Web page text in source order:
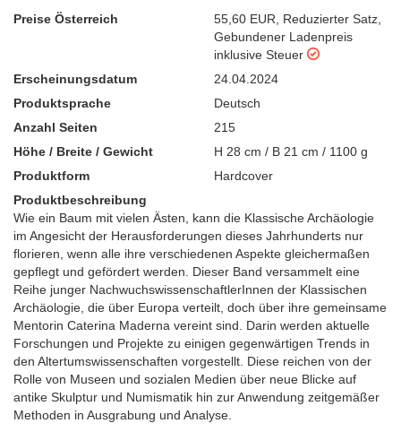
Preise Österreich
55,60 EUR Reduzierter Satz
Gebundener Ladenpreis
inklusive Steuer
Erscheinungsdatum
24.04.2024
Produktsprache
Deutsch
Anzahl Seiten
215
Höhe / Breite / Gewicht
H 28 cm / B 21 cm / 1100 g
Produktform
Hardcover
Produktbeschreibung
Wie ein Baum mit vielen Ästen, kann die Klassische Archäologie
im Angesicht der Herausforderungen dieses Jahrhunderts nur
florieren, wenn alle ihre verschiedenen Aspekte gleichermaßen
gepflegt und gefördert werden. Dieser Band versammelt eine
Reihe junger NachwuchswissenschaftlerInnen der Klassischen
Archäologie, die über Europa verteilt, doch über ihre gemeinsame
Mentorin Caterina Maderna vereint sind. Darin werden aktuelle
Forschungen und Projekte zu einigen gegenwärtigen Trends in
den Altertumswissenschaften vorgestellt. Diese reichen von der
Rolle von Museen und sozialen Medien über neue Blicke auf
antike Skulptur und Numismatik hin zur Anwendung zeitgemäßer
Methoden in Ausgrabung und Analyse.